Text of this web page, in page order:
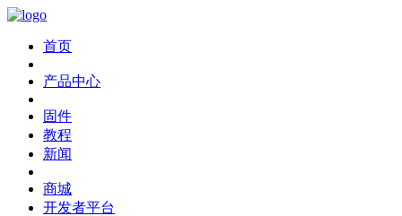
首页
产品中心
固件
教程
新闻
商城
开发者平台